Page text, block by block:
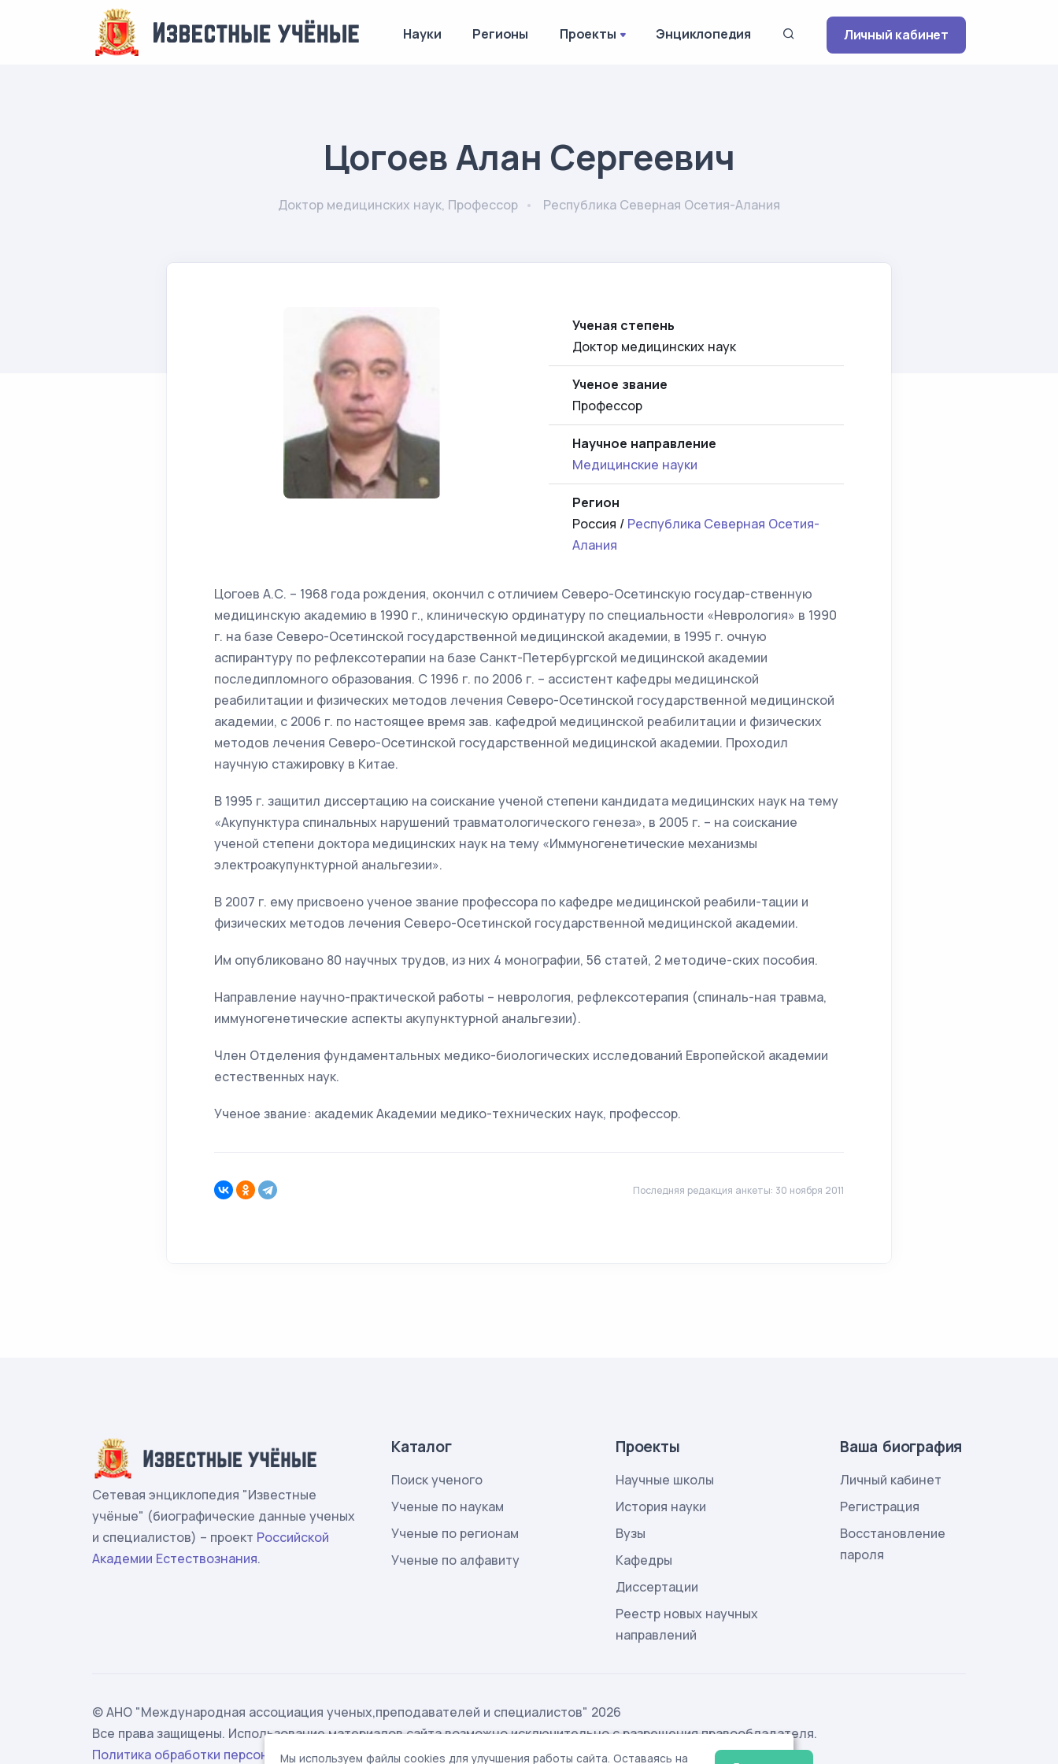
Науки Регионы Проекты Энциклопедия Личный кабинет
Цогоев Алан Сергеевич
Доктор медицинских наук, Профессор Республика Северная Осетия-Алания
Ученая степень
Доктор медицинских наук
Ученое звание
Профессор
Научное направление
Медицинские науки
Регион
Россия / Республика Северная Осетия-
Алания
Цогоев А.С. – 1968 года рождения, окончил с отличием Северо-Осетинскую государ-ственную
медицинскую академию в 1990 г., клиническую ординатуру по специальности «Неврология» в 1990
г. на базе Северо-Осетинской государственной медицинской академии, в 1995 г. очную
аспирантуру по рефлексотерапии на базе Санкт-Петербургской медицинской академии
последипломного образования. С 1996 г. по 2006 г. – ассистент кафедры медицинской
реабилитации и физических методов лечения Северо-Осетинской государственной медицинской
академии, с 2006 г. по настоящее время зав. кафедрой медицинской реабилитации и физических
методов лечения Северо-Осетинской государственной медицинской академии. Проходил
научную стажировку в Китае.
В 1995 г. защитил диссертацию на соискание ученой степени кандидата медицинских наук на тему
«Акупунктура спинальных нарушений травматологического генеза», в 2005 г. – на соискание
ученой степени доктора медицинских наук на тему «Иммуногенетические механизмы
электроакупунктурной анальгезии».
В 2007 г. ему присвоено ученое звание профессора по кафедре медицинской реабили-тации и
физических методов лечения Северо-Осетинской государственной медицинской академии.
Им опубликовано 80 научных трудов, из них 4 монографии, 56 статей, 2 методиче-ских пособия.
Направление научно-практической работы – неврология, рефлексотерапия (спиналь-ная травма,
иммуногенетические аспекты акупунктурной анальгезии).
Член Отделения фундаментальных медико-биологических исследований Европейской академии
естественных наук.
Ученое звание: академик Академии медико-технических наук, профессор.
Последняя редакция анкеты: 30 ноября 2011
Сетевая энциклопедия "Известные
учёные" (биографические данные ученых
и специалистов) – проект Российской
Академии Естествознания.
Каталог
Поиск ученого
Ученые по наукам
Ученые по регионам
Ученые по алфавиту
Проекты
Научные школы
История науки
Вузы
Кафедры
Диссертации
Реестр новых научных
направлений
Ваша биография
Личный кабинет
Регистрация
Восстановление
пароля
© АНО "Международная ассоциация ученых,преподавателей и специалистов" 2026
Все права защищены. Использование материалов сайта возможно исключительно с разрешения правообладателя.
Политика обработки персональных данныхМы используем файлы cookies для улучшения работы сайта. Оставаясь на